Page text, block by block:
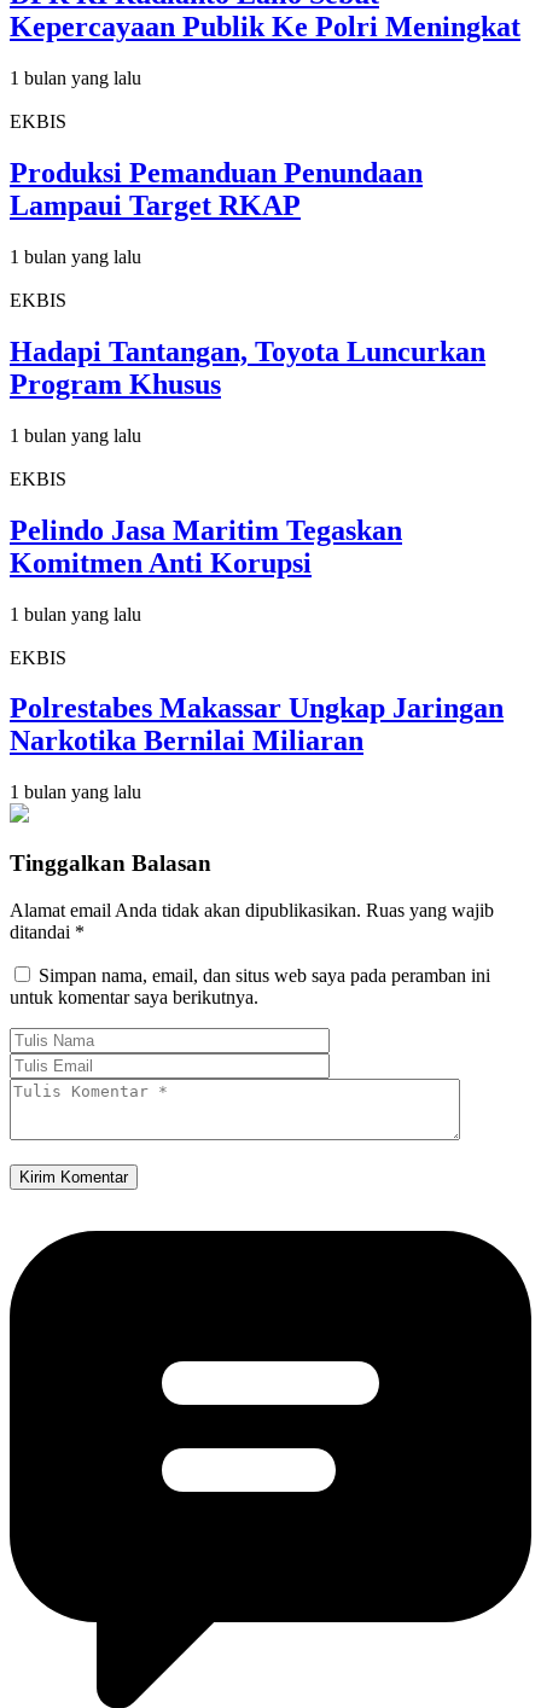
Kepercayaan Publik Ke Polri Meningkat
1 bulan yang lalu
EKBIS
Produksi Pemanduan Penundaan
Lampaui Target RKAP
1 bulan yang lalu
EKBIS
Hadapi Tantangan, Toyota Luncurkan
Program Khusus
1 bulan yang lalu
EKBIS
Pelindo Jasa Maritim Tegaskan
Komitmen Anti Korupsi
1 bulan yang lalu
EKBIS
Polrestabes Makassar Ungkap Jaringan
Narkotika Bernilai Miliaran
1 bulan yang lalu
Tinggalkan Balasan
Alamat email Anda tidak akan dipublikasikan. Ruas yang wajib
ditandai *
Simpan nama, email, dan situs web saya pada peramban ini
untuk komentar saya berikutnya.